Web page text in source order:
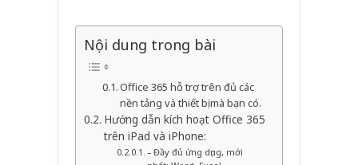
Nội dung trong bài
Office 365 hỗ trợ trên đủ các
nền tảng và thiết bị mà bạn có.
Hướng dẫn kích hoạt Office 365
trên iPad và iPhone:
– Đầy đủ ứng dụng, mới